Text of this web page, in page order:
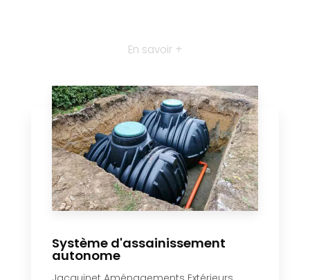
En savoir +
Système d'assainissement
autonome